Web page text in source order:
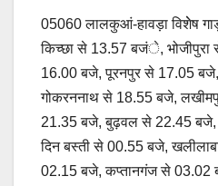
05060 लालकुआं-हावड़ा विशेेष
किच्छा से 13.57 बजंे, भोजीपुरा
16.00 बजे, पूरनपुर से 17.05
गोकरननाथ से 18.55 बजे,
21.35 बजे, बुढ़वल से 22.45 बजे,
दिन बस्ती से 00.55 बजे,
02.15 बजे, कप्तानगंज से 03.02